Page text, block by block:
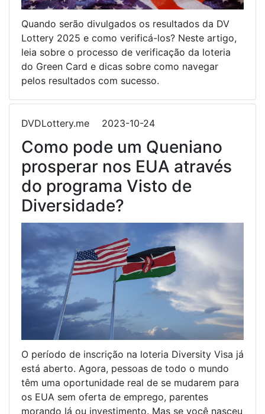
Quando serão divulgados os resultados da DV
Lottery 2025 e como verificá-los? Neste artigo,
leia sobre o processo de verificação da loteria
do Green Card e dicas sobre como navegar
pelos resultados com sucesso.
DVDLottery.me 2023-10-24
Como pode um Queniano
prosperar nos EUA através
do programa Visto de
Diversidade?
O período de inscrição na loteria Diversity Visa já
está aberto. Agora, pessoas de todo o mundo
têm uma oportunidade real de se mudarem para
os EUA sem oferta de emprego, parentes
morando lá ou investimento. Mas se você nasceu